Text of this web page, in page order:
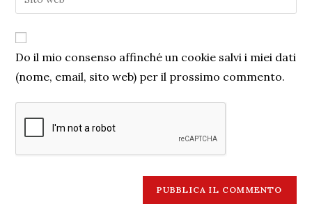
Do il mio consenso affinché un cookie salvi i miei dati
(nome, email, sito web) per il prossimo commento.